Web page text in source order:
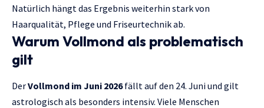
Natürlich hängt das Ergebnis weiterhin stark von
Haarqualität, Pflege und Friseurtechnik ab.
Warum Vollmond als problematisch
gilt
DerVollmond im Juni 2026fällt auf den 24. Juni und gilt
astrologisch als besonders intensiv. Viele Menschen